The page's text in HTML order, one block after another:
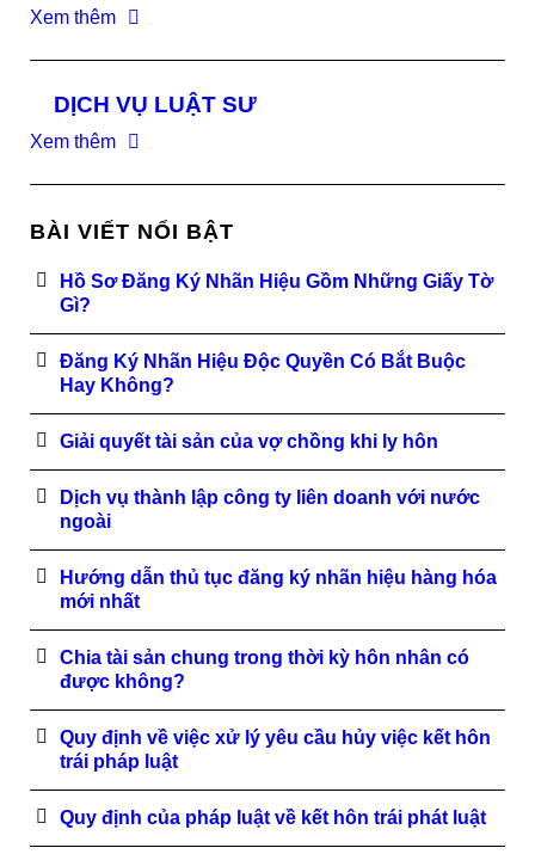
Xem thêm
DỊCH VỤ LUẬT SƯ
Xem thêm
BÀI VIẾT NỔI BẬT
Hồ Sơ Đăng Ký Nhãn Hiệu Gồm Những Giấy Tờ
Gì?
Đăng Ký Nhãn Hiệu Độc Quyền Có Bắt Buộc
Hay Không?
Giải quyết tài sản của vợ chồng khi ly hôn
Dịch vụ thành lập công ty liên doanh với nước
ngoài
Hướng dẫn thủ tục đăng ký nhãn hiệu hàng hóa
mới nhất
Chia tài sản chung trong thời kỳ hôn nhân có
được không?
Quy định về việc xử lý yêu cầu hủy việc kết hôn
trái pháp luật
Quy định của pháp luật về kết hôn trái phát luật